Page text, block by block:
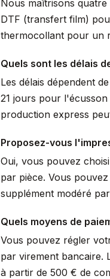
Nous maîtrisons
DTF (transfert film)
thermocollant pour un
Quels sont les délais
Les délais dépendent
21 jours pour l'écusson
production express
Proposez-vous
Oui, vous pouvez
par pièce. Vous
supplément modéré
Quels moyens de
Vous pouvez régler
par virement bancaire.
à partir de 500 € de